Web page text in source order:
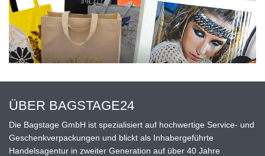
ÜBER BAGSTAGE24
Die Bagstage GmbH ist spezialisiert auf hochwertige Service- und
Geschenkverpackungen und blickt als Inhabergeführte
Handelsagentur in zweiter Generation auf über 40 Jahre